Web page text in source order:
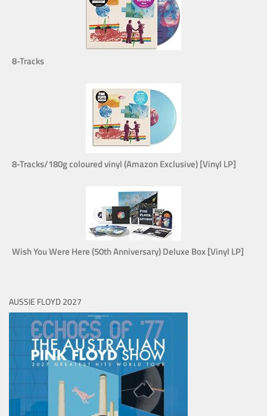
8-Tracks
8-Tracks/180g coloured vinyl (Amazon Exclusive) [Vinyl LP]
Wish You Were Here (50th Anniversary) Deluxe Box [Vinyl LP]
AUSSIE FLOYD 2027